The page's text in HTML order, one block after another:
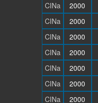
CINa
2000
CINa
2000
CINa
2000
CINa
2000
CINa
2000
CINa
2000
CINa
2000